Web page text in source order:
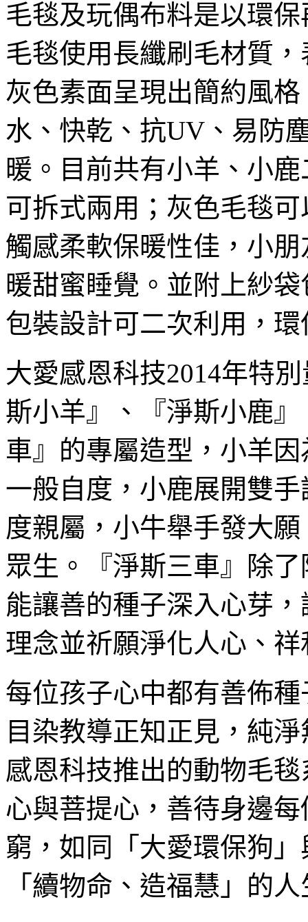
毛毯及玩偶布料是以環
毛毯使用長纖刷毛材質
灰色素面呈現出簡約風
水、快乾、抗UV、易防
暖。目前共有小羊、小
可拆式兩用；灰色毛毯
觸感柔軟保暖性佳，小
暖甜蜜睡覺。並附上紗
包裝設計可二次利用，
大愛感恩科技2014年特
斯小羊』、『淨斯小鹿
車』的專屬造型，小羊
一般自度，小鹿展開雙
度親屬，小牛舉手發大
眾生。『淨斯三車』除
能讓善的種子深入心芽
理念並祈願淨化人心、
每位孩子心中都有善佈
目染教導正知正見，純
感恩科技推出的動物毛
心與菩提心，善待身邊
窮，如同「大愛環保狗
「續物命、造福慧」的